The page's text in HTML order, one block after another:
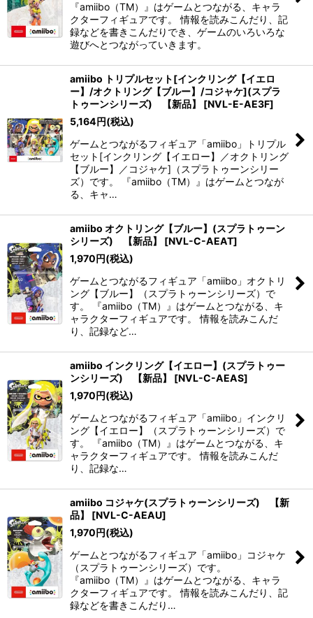
『amiibo（TM）』はゲームとつながる、キャラ
クターフィギュアです。 情報を読みこんだり、記
録などを書きこんだりでき、ゲームのいろいろな
遊びへとつながっていきます。
amiibo トリプルセット[インクリング【イエロ
ー】/オクトリング【ブルー】/コジャケ](スプラ
トゥーンシリーズ) 【新品】
[NVL-E-AE3F]
5,164円(税込)
ゲームとつながるフィギュア「amiibo」トリプル
セット[インクリング【イエロー】／オクトリング
【ブルー】／コジャケ]（スプラトゥーンシリー
ズ）です。 『amiibo（TM）』はゲームとつなが
る、キャ…
amiibo オクトリング【ブルー】(スプラトゥーン
シリーズ) 【新品】
[NVL-C-AEAT]
1,970円(税込)
ゲームとつながるフィギュア「amiibo」オクトリ
ング【ブルー】（スプラトゥーンシリーズ）で
す。 『amiibo（TM）』はゲームとつながる、キ
ャラクターフィギュアです。 情報を読みこんだ
り、記録など…
amiibo インクリング【イエロー】(スプラトゥー
ンシリーズ) 【新品】
[NVL-C-AEAS]
1,970円(税込)
ゲームとつながるフィギュア「amiibo」インクリ
ング【イエロー】（スプラトゥーンシリーズ）で
す。 『amiibo（TM）』はゲームとつながる、キ
ャラクターフィギュアです。 情報を読みこんだ
り、記録な…
amiibo コジャケ(スプラトゥーンシリーズ) 【新
品】
[NVL-C-AEAU]
1,970円(税込)
ゲームとつながるフィギュア「amiibo」コジャケ
（スプラトゥーンシリーズ）です。
『amiibo（TM）』はゲームとつながる、キャラ
クターフィギュアです。 情報を読みこんだり、記
録などを書きこんだり…